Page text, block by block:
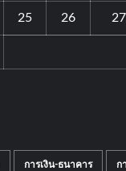
25 26 27
การเงิน-ธนาคาร ก